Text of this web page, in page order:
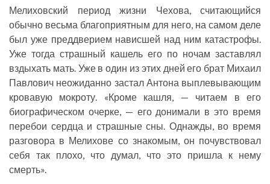
Мелиховский период жизни Чехова, считающийся
обычно весьма благоприятным для него, на самом деле
был уже преддверием нависшей над ним катастрофы.
Уже тогда страшный кашель его по ночам заставлял
вздыхать мать. Уже в один из этих дней его брат Михаил
Павлович неожиданно застал Антона выплевывающим
кровавую мокроту. «Кроме кашля, — читаем в его
биографическом очерке, — его донимали в это время
перебои сердца и страшные сны. Однажды, во время
разговора в Мелихове со знакомым, он почувствовал
себя так плохо, что думал, что это пришла к нему
смерть».